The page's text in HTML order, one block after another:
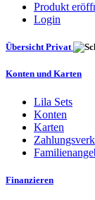
Produkt
Login
Übersicht Privat
Konten und Karten
Lila Sets
Konten
Karten
Finanzieren